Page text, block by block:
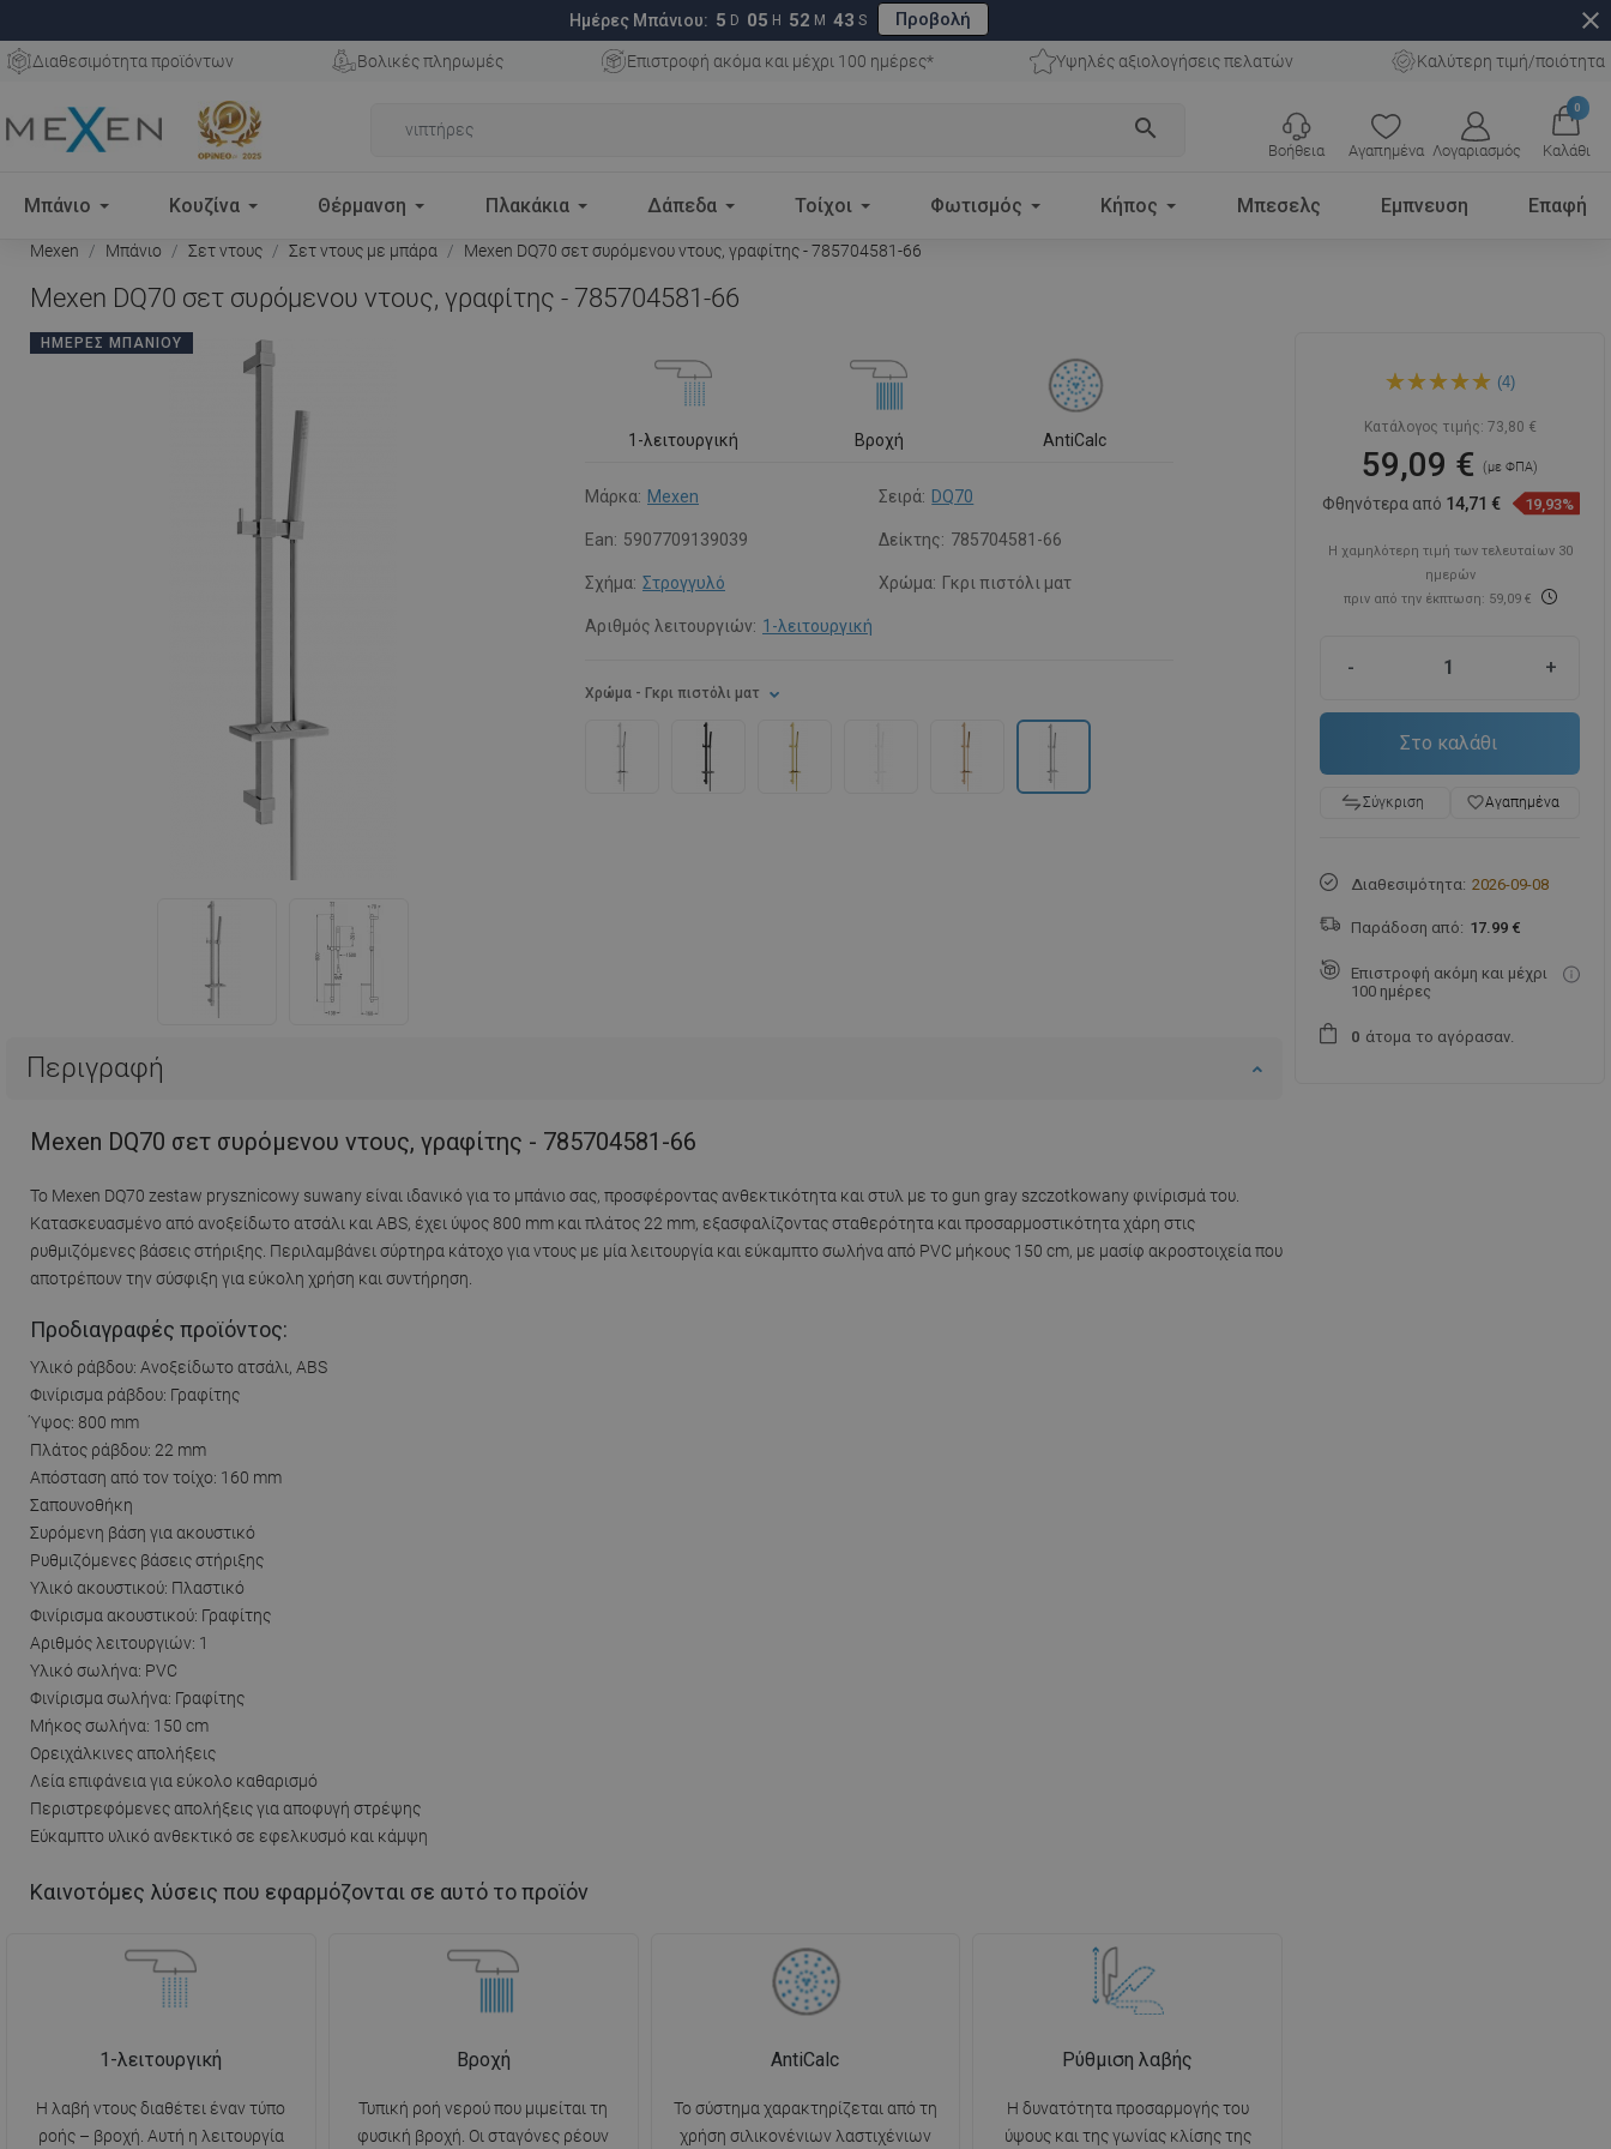
Ημέρες Μπάνιου: 5 D 05 H 52 M 42 S Προβολή close
Διαθεσιμότητα προϊόντων Βολικές πληρωμές Επιστροφή ακόμα και μέχρι 100 ημέρες* Υψηλές αξιολογήσεις πελατών Καλύτερη τιμή/ποιότητα
search
Αγαπημένα Λογαριασμός
0
Καλάθι
Βοήθεια
Μπάνιο Κουζίνα Θέρμανση Πλακάκια Δάπεδα Τοίχοι Φωτισμός Κήπος Μπεσελς Εμπνευση Επαφή
Mexen Μπάνιο Σετ ντους Σετ ντους με μπάρα Mexen DQ70 σετ συρόμενου ντους, γραφίτης - 785704581-66
Mexen DQ70 σετ συρόμενου ντους, γραφίτης - 785704581-66
ΗΜΈΡΕΣ ΜΠΆΝΙΟΥ
1-λειτουργική Βροχή AntiCalc
Μάρκα: Mexen Σειρά: DQ70
Ean: 5907709139039 Δείκτης: 785704581-66
Σχήμα: Στρογγυλό Χρώμα: Γκρι πιστόλι ματ
Αριθμός λειτουργιών: 1-λειτουργική
Χρώμα - Γκρι πιστόλι ματ
Περιγραφή
Mexen DQ70 σετ συρόμενου ντους, γραφίτης - 785704581-66
Το Mexen DQ70 zestaw prysznicowy suwany είναι ιδανικό για το μπάνιο σας, προσφέροντας ανθεκτικότητα και στυλ με το gun gray szczotkowany φινίρισμά του.
Κατασκευασμένο από ανοξείδωτο ατσάλι και ABS, έχει ύψος 800 mm και πλάτος 22 mm, εξασφαλίζοντας σταθερότητα και προσαρμοστικότητα χάρη στις
ρυθμιζόμενες βάσεις στήριξης. Περιλαμβάνει σύρτηρα κάτοχο για ντους με μία λειτουργία και εύκαμπτο σωλήνα από PVC μήκους 150 cm, με μασίφ ακροστοιχεία που
αποτρέπουν την σύσφιξη για εύκολη χρήση και συντήρηση.
Προδιαγραφές προϊόντος:
Υλικό ράβδου: Ανοξείδωτο ατσάλι, ABS
Φινίρισμα ράβδου: Γραφίτης
Ύψος: 800 mm
Πλάτος ράβδου: 22 mm
Απόσταση από τον τοίχο: 160 mm
Σαπουνοθήκη
Συρόμενη βάση για ακουστικό
Ρυθμιζόμενες βάσεις στήριξης
Υλικό ακουστικού: Πλαστικό
Φινίρισμα ακουστικού: Γραφίτης
Αριθμός λειτουργιών: 1
Υλικό σωλήνα: PVC
Φινίρισμα σωλήνα: Γραφίτης
Μήκος σωλήνα: 150 cm
Ορειχάλκινες απολήξεις
Λεία επιφάνεια για εύκολο καθαρισμό
Περιστρεφόμενες απολήξεις για αποφυγή στρέψης
Εύκαμπτο υλικό ανθεκτικό σε εφελκυσμό και κάμψη
Καινοτόμες λύσεις που εφαρμόζονται σε αυτό το προϊόν
1-λειτουργική
Η λαβή ντους διαθέτει έναν τύπο
ροής – βροχή. Αυτή η λειτουργία
Βροχή
Τυπική ροή νερού που μιμείται τη
φυσική βροχή. Οι σταγόνες ρέουν
AntiCalc
Το σύστημα χαρακτηρίζεται από τη
χρήση σιλικονένιων λαστιχένιων
Ρύθμιση λαβής
Η δυνατότητα προσαρμογής του
ύψους και της γωνίας κλίσης της
ντους, γραφίτης -(4)
Κατάλογος τιμής: 73,80 €
59,09 €(με ΦΠΑ)
Φθηνότερα από 14,71 € 19,93%
Η χαμηλότερη τιμή των τελευταίων 30
ημερών
πριν από την έκπτωση: 59,09 €
- +
Στο καλάθι
Σύγκριση favorite_borderΑγαπημένα
Διαθεσιμότητα: 2026-09-08
Παράδοση από: 17.99 €
Επιστροφή ακόμη και μέχρι
100 ημέρες
0 άτομα το αγόρασαν.